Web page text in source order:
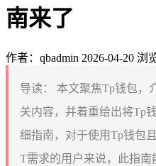
南来了
作者：qbadmin 2026-04-20 浏
导读：
本文聚焦Tp钱包，
关内容，并着重给出将Tp
细指南，对于使用Tp钱包
T需求的用户来说，此指